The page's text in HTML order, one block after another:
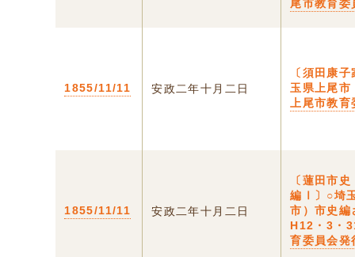
尾市教育委
1855/11/11 安政二年十月二日
〔須田康
玉県上尾市
上尾市教育
1855/11/11 安政二年十月二日
〔蓮田市
編Ⅰ〕○埼
市）市史編
H12・3・
育委員会発